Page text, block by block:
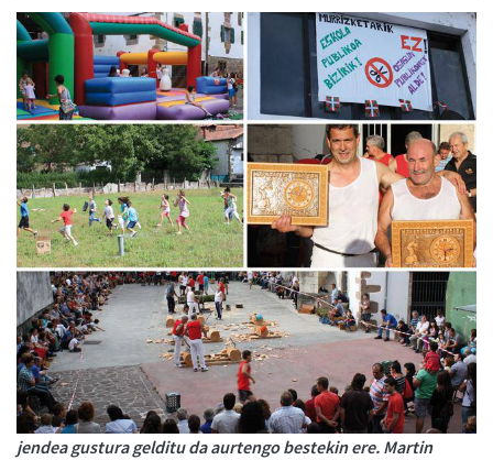
jendea gustura gelditu da aurtengo bestekin ere. Martin